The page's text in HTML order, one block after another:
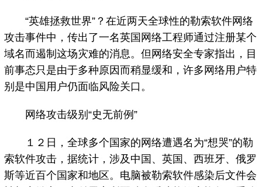
“英雄拯救世界”？在近两天全球性的勒索软件网络
攻击事件中，传出了一名英国网络工程师通过注册某个
域名而遏制这场灾难的消息。但网络安全专家指出，目
前事态只是由于多种原因而稍显缓和，许多网络用户特
别是中国用户仍面临风险关口。
网络攻击级别“史无前例”
１２日，全球多个国家的网络遭遇名为“想哭”的勒
索软件攻击，据统计，涉及中国、英国、西班牙、俄罗
斯等近百个国家和地区。电脑被勒索软件感染后文件会